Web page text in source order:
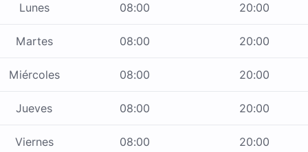
Lunes 08:00 20:00
Martes 08:00 20:00
Miércoles 08:00 20:00
Jueves 08:00 20:00
Viernes 08:00 20:00